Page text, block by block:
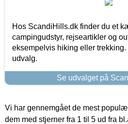
Hos ScandiHills.dk finder du et
campingudstyr, rejseartikler og
eksempelvis hiking eller
udvalg.
Se udvalget på
Vi har gennemgået de mest
dem med stjerner fra 1 til 5 ud fra